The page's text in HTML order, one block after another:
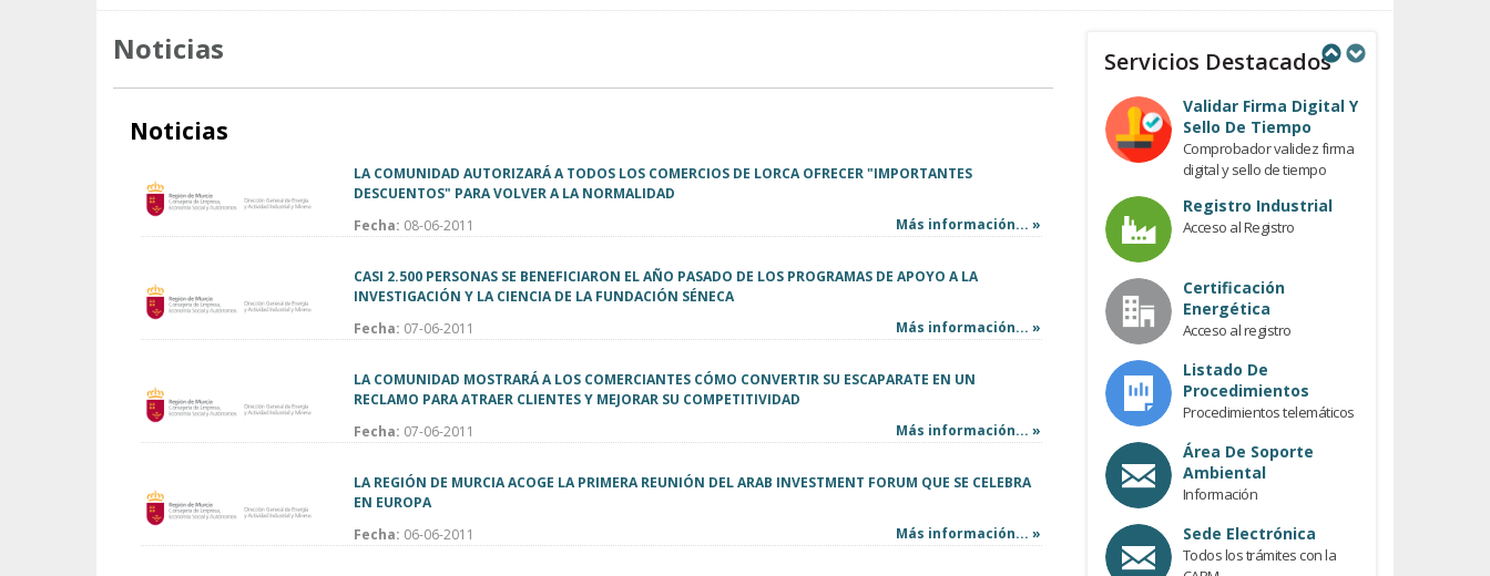
Noticias
Noticias
LA COMUNIDAD AUTORIZARÁ A TODOS LOS COMERCIOS DE LORCA OFRECER "IMPORTANTES
DESCUENTOS" PARA VOLVER A LA NORMALIDAD
Fecha: 08-06-2011 Más información... »
CASI 2.500 PERSONAS SE BENEFICIARON EL AÑO PASADO DE LOS PROGRAMAS DE APOYO A LA
INVESTIGACIÓN Y LA CIENCIA DE LA FUNDACIÓN SÉNECA
Fecha: 07-06-2011 Más información... »
LA COMUNIDAD MOSTRARÁ A LOS COMERCIANTES CÓMO CONVERTIR SU ESCAPARATE EN UN
RECLAMO PARA ATRAER CLIENTES Y MEJORAR SU COMPETITIVIDAD
Fecha: 07-06-2011 Más información... »
LA REGIÓN DE MURCIA ACOGE LA PRIMERA REUNIÓN DEL ARAB INVESTMENT FORUM QUE SE CELEBRA
EN EUROPA
Fecha: 06-06-2011 Más información... »
Servicios Destacados
Validar Firma Digital Y
Sello De Tiempo
Comprobador validez firma
digital y sello de tiempo
Registro Industrial
Acceso al Registro
Certificación
Energética
Acceso al registro
Listado De
Procedimientos
Procedimientos telemáticos
Área De Soporte
Ambiental
Información
Sede Electrónica
Todos los trámites con la
Previous